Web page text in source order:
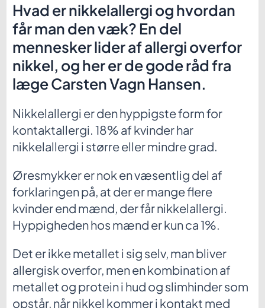
Hvad er nikkelallergi og hvordan
får man den væk? En del
mennesker lider af allergi overfor
nikkel, og her er de gode råd fra
læge Carsten Vagn Hansen.
Nikkelallergi er den hyppigste form for
kontaktallergi. 18% af kvinder har
nikkelallergi i større eller mindre grad.
Øresmykker er nok en væsentlig del af
forklaringen på, at der er mange flere
kvinder end mænd, der får nikkelallergi.
Hyppigheden hos mænd er kun ca 1%.
Det er ikke metallet i sig selv, man bliver
allergisk overfor, men en kombination af
metallet og protein i hud og slimhinder som
opstår, når nikkel kommer i kontakt med